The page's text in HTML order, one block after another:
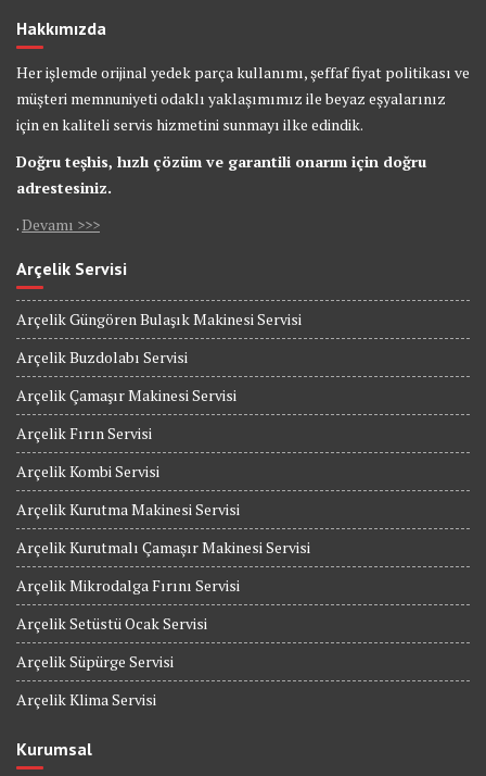
Hakkımızda
Her işlemde orijinal yedek parça kullanımı, şeffaf fiyat politikası ve
müşteri memnuniyeti odaklı yaklaşımımız ile beyaz eşyalarınız
için en kaliteli servis hizmetini sunmayı ilke edindik.
Doğru teşhis, hızlı çözüm ve garantili onarım için doğru
adrestesiniz.
.Devamı >>>
Arçelik Servisi
Arçelik Güngören Bulaşık Makinesi Servisi
Arçelik Buzdolabı Servisi
Arçelik Çamaşır Makinesi Servisi
Arçelik Fırın Servisi
Arçelik Kombi Servisi
Arçelik Kurutma Makinesi Servisi
Arçelik Kurutmalı Çamaşır Makinesi Servisi
Arçelik Mikrodalga Fırını Servisi
Arçelik Setüstü Ocak Servisi
Arçelik Süpürge Servisi
Arçelik Klima Servisi
Kurumsal